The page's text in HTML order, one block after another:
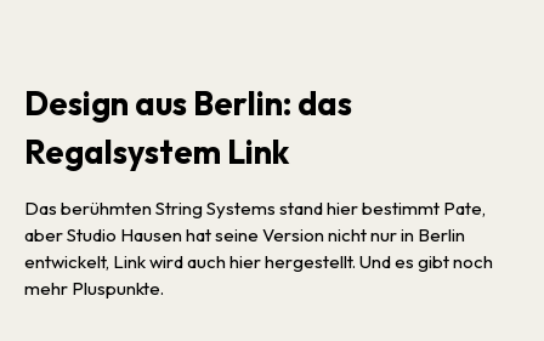
Design aus Berlin: das
Regalsystem Link
Das berühmten String Systems stand hier bestimmt Pate,
aber Studio Hausen hat seine Version nicht nur in Berlin
entwickelt, Link wird auch hier hergestellt. Und es gibt noch
mehr Pluspunkte.